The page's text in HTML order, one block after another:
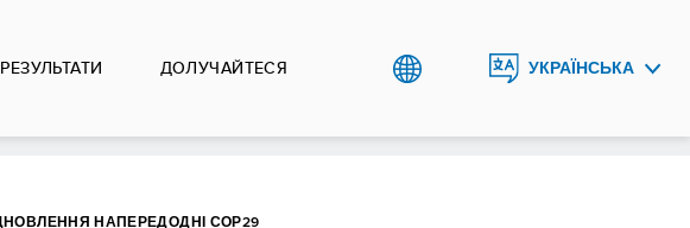
ДОЛУЧАЙТЕСЯ УКРАЇНСЬКА
НАПЕРЕДОДНІ СОР29